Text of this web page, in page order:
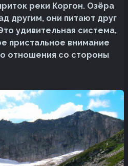
реки Коргон. Озёра
другим, они питают друг
удивительная система,
пристальное внимание
отношения со стороны